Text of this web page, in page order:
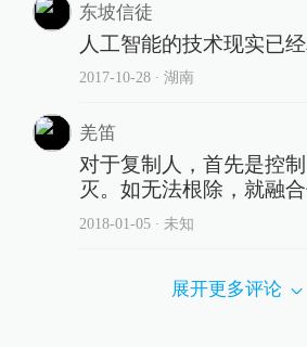
东坡信徒
人工智能的技术现实已
2017-10-28∙ 湖南
羌笛
对于复制人，首先是控
灭。如无法根除，就融合
2018-01-05∙ 未知
展开更多评论